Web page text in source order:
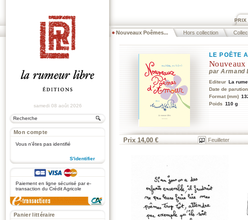
PRIX
Nouveaux Poêmes... Hors collection
samedi 08 août 2026
Mon compte
Vous n'êtes pas identifié
S'identifier
Paiement en ligne sécurisé par e-
transaction du Crédit Agricole
Panier littéraire
LE POÊTE
Nouveaux
par Armand
Editeur La
Date de parution
Format (mm)
Poids 110 g
Prix 14,00 € Feuilleter